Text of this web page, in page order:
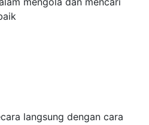
langsung dengan cara